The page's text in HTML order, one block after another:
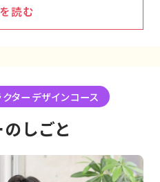
読む
クターデザインコース
しごと